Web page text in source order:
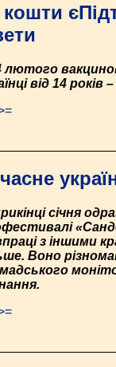
лютого
від 14
січня
з іншими
Воно